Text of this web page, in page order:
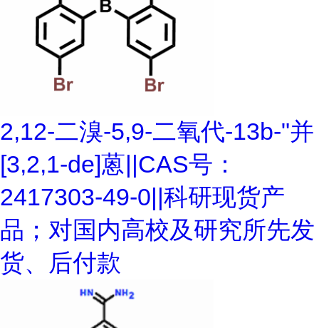
2,12-二溴-5,9-二氧代-13b-"并
[3,2,1-de]蒽||CAS号：
2417303-49-0||科研现货产
品；对国内高校及研究所先发
货、后付款